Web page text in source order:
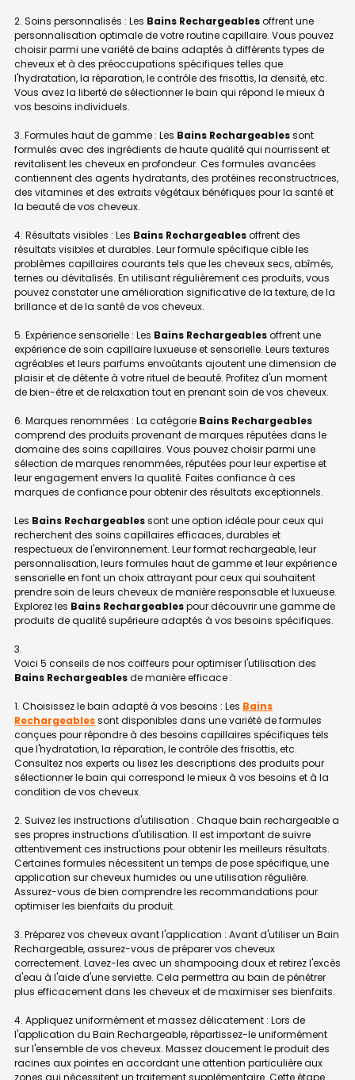
2. Soins personnalisés : Les Bains Rechargeablesoffrent une
personnalisation optimale de votre routine capillaire. Vous pouvez
choisir parmi une variété de bains adaptés à différents types de
cheveux et à des préoccupations spécifiques telles que
l'hydratation, la réparation, le contrôle des frisottis, la densité, etc.
Vous avez la liberté de sélectionner le bain qui répond le mieux à
vos besoins individuels.
3. Formules haut de gamme : Les Bains Rechargeablessont
formulés avec des ingrédients de haute qualité qui nourrissent et
revitalisent les cheveux en profondeur. Ces formules avancées
contiennent des agents hydratants, des protéines reconstructrices,
des vitamines et des extraits végétaux bénéfiques pour la santé et
la beauté de vos cheveux.
4. Résultats visibles : Les Bains Rechargeablesoffrent des
résultats visibles et durables. Leur formule spécifique cible les
problèmes capillaires courants tels que les cheveux secs, abîmés,
ternes ou dévitalisés. En utilisant régulièrement ces produits, vous
pouvez constater une amélioration significative de la texture, de la
brillance et de la santé de vos cheveux.
5. Expérience sensorielle : Les Bains Rechargeablesoffrent une
expérience de soin capillaire luxueuse et sensorielle. Leurs textures
agréables et leurs parfums envoûtants ajoutent une dimension de
plaisir et de détente à votre rituel de beauté. Profitez d'un moment
de bien-être et de relaxation tout en prenant soin de vos cheveux.
6. Marques renommées : La catégorie Bains Rechargeables
comprend des produits provenant de marques réputées dans le
domaine des soins capillaires. Vous pouvez choisir parmi une
sélection de marques renommées, réputées pour leur expertise et
leur engagement envers la qualité. Faites confiance à ces
marques de confiance pour obtenir des résultats exceptionnels.
Les Bains Rechargeablessont une option idéale pour ceux qui
recherchent des soins capillaires efficaces, durables et
respectueux de l'environnement. Leur format rechargeable, leur
personnalisation, leurs formules haut de gamme et leur expérience
sensorielle en font un choix attrayant pour ceux qui souhaitent
prendre soin de leurs cheveux de manière responsable et luxueuse.
Explorez les Bains Rechargeablespour découvrir une gamme de
produits de qualité supérieure adaptés à vos besoins spécifiques.
Voici 5 conseils de nos coiffeurs pour optimiser l'utilisation des
Bains Rechargeablesde manière efficace :
1. Choisissez le bain adapté à vos besoins : Les Bains
Rechargeablessont disponibles dans une variété de formules
conçues pour répondre à des besoins capillaires spécifiques tels
que l'hydratation, la réparation, le contrôle des frisottis, etc.
Consultez nos experts ou lisez les descriptions des produits pour
sélectionner le bain qui correspond le mieux à vos besoins et à la
condition de vos cheveux.
2. Suivez les instructions d'utilisation : Chaque bain rechargeable a
ses propres instructions d'utilisation. Il est important de suivre
attentivement ces instructions pour obtenir les meilleurs résultats.
Certaines formules nécessitent un temps de pose spécifique, une
application sur cheveux humides ou une utilisation régulière.
Assurez-vous de bien comprendre les recommandations pour
optimiser les bienfaits du produit.
3. Préparez vos cheveux avant l'application : Avant d'utiliser un Bain
Rechargeable, assurez-vous de préparer vos cheveux
correctement. Lavez-les avec un shampooing doux et retirez l'excès
d'eau à l'aide d'une serviette. Cela permettra au bain de pénétrer
plus efficacement dans les cheveux et de maximiser ses bienfaits.
4. Appliquez uniformément et massez délicatement : Lors de
l'application du Bain Rechargeable, répartissez-le uniformément
sur l'ensemble de vos cheveux. Massez doucement le produit des
racines aux pointes en accordant une attention particulière aux
zones qui nécessitent un traitement supplémentaire. Cette étape